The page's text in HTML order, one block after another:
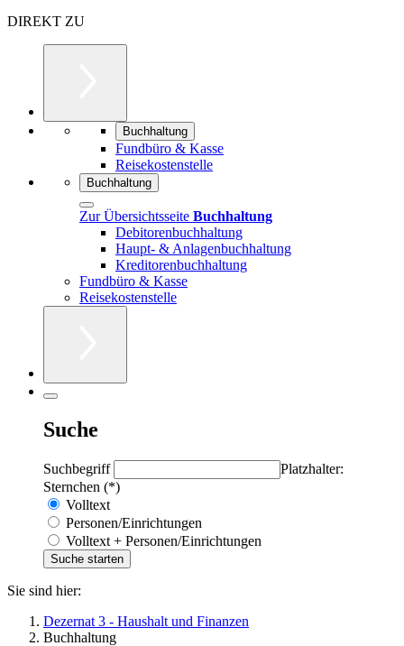
DIREKT ZU
Buchhaltung
Fundbüro & Kasse
Reisekostenstelle
Buchhaltung
Zur Übersichtsseite Buchhaltung
Debitorenbuchhaltung
Haupt- & Anlagenbuchhaltung
Kreditorenbuchhaltung
Fundbüro & Kasse
Reisekostenstelle
Suche
Suchbegriff
Platzhalter:
Sternchen (*)
Volltext
Personen/Einrichtungen
Volltext + Personen/Einrichtungen
Sie sind hier:
Dezernat 3 - Haushalt und Finanzen
Buchhaltung